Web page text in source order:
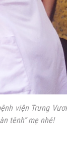
viện Trưng
tênh” mẹ nhé!